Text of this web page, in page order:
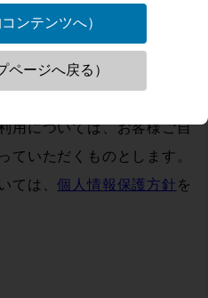
します。
れた情報等については万全
完全な正確性、安全性、有
用については、お客様ご自
ていただくものとします。
ては、個人情報保護方針 を
ンテンツへ）
ページへ戻る）